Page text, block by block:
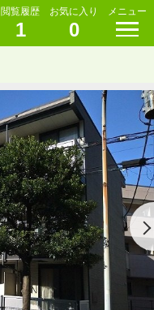
閲覧履歴
1
お気に入り
0
メニュー